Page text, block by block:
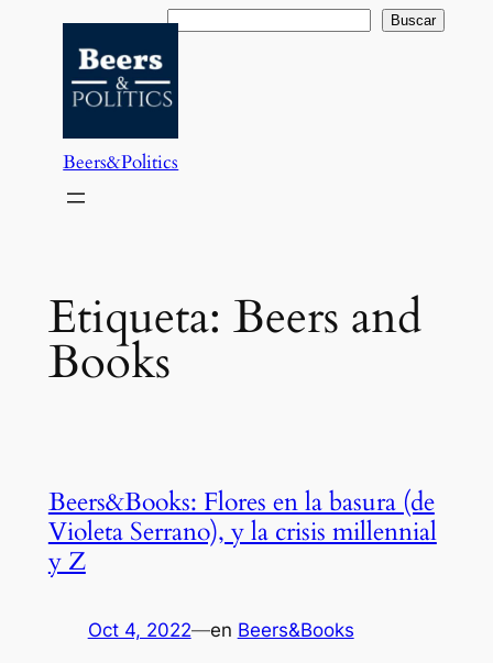
contenido
Buscar Buscar
Beers&Politics
Etiqueta: Beers and
Books
Beers&Books: Flores en la basura (de
Violeta Serrano), y la crisis millennial
y Z
Oct 4, 2022—en Beers&Books